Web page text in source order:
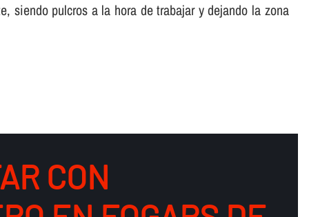
siendo pulcros a la hora de trabajar y dejando la zona
CON